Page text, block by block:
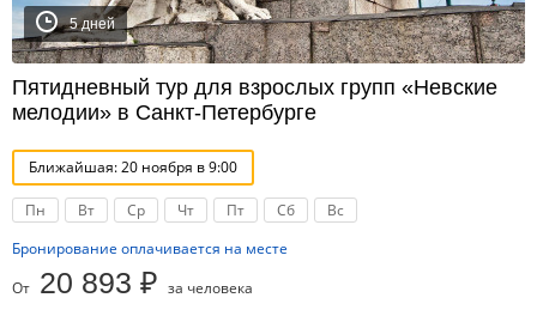
5 дней
Пятидневный тур для взрослых групп «Невские
мелодии» в Санкт-Петербурге
Ближайшая: 20 ноября в 9:00
Пн Вт Ср Чт Пт Сб
Вс
Бронирование оплачивается на месте
От 20 893 ₽ за человека